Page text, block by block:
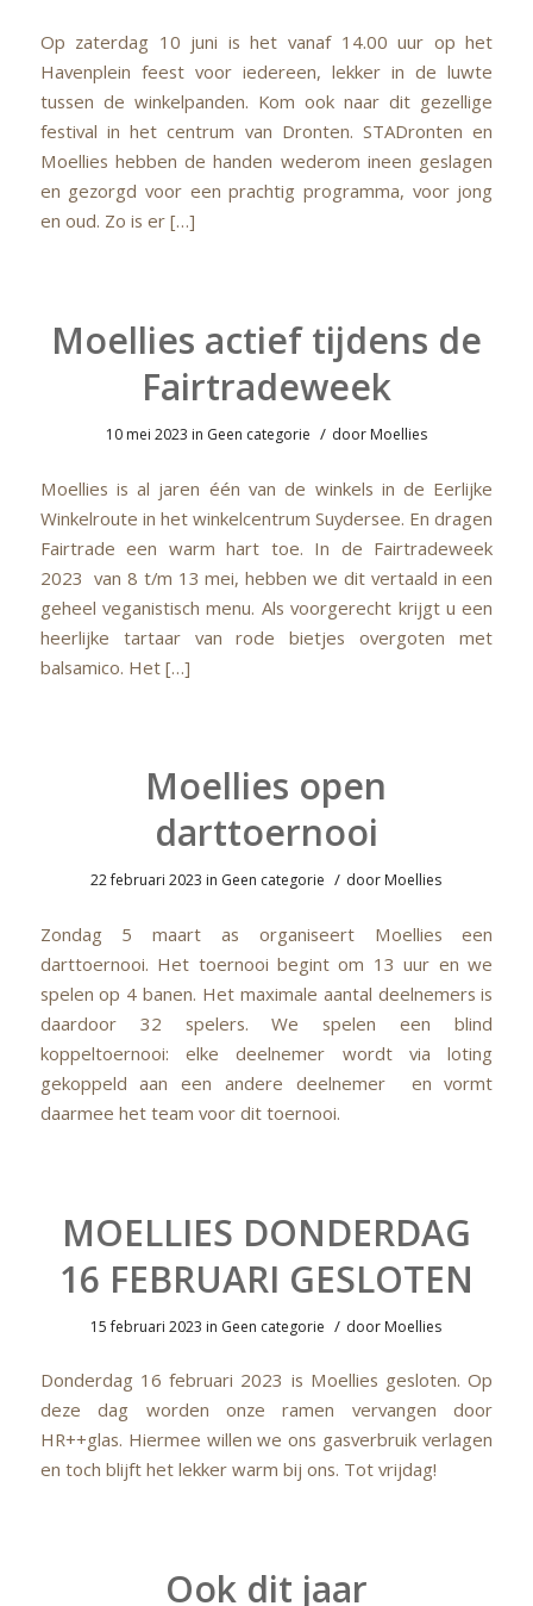
Op zaterdag 10 juni is het vanaf 14.00 uur op het
Havenplein feest voor iedereen, lekker in de luwte
tussen de winkelpanden. Kom ook naar dit gezellige
festival in het centrum van Dronten. STADronten en
Moellies hebben de handen wederom ineen geslagen
en gezorgd voor een prachtig programma, voor jong
en oud. Zo is er […]
Moellies actief tijdens de
Fairtradeweek
10 mei 2023 in Geen categorie / door Moellies
Moellies is al jaren één van de winkels in de Eerlijke
Winkelroute in het winkelcentrum Suydersee. En dragen
Fairtrade een warm hart toe. In de Fairtradeweek
2023 van 8 t/m 13 mei, hebben we dit vertaald in een
geheel veganistisch menu. Als voorgerecht krijgt u een
heerlijke tartaar van rode bietjes overgoten met
balsamico. Het […]
Moellies open
darttoernooi
22 februari 2023 in Geen categorie / door Moellies
Zondag 5 maart as organiseert Moellies een
darttoernooi. Het toernooi begint om 13 uur en we
spelen op 4 banen. Het maximale aantal deelnemers is
daardoor 32 spelers. We spelen een blind
koppeltoernooi: elke deelnemer wordt via loting
gekoppeld aan een andere deelnemer en vormt
daarmee het team voor dit toernooi.
MOELLIES DONDERDAG
16 FEBRUARI GESLOTEN
15 februari 2023 in Geen categorie / door Moellies
Donderdag 16 februari 2023 is Moellies gesloten. Op
deze dag worden onze ramen vervangen door
HR++glas. Hiermee willen we ons gasverbruik verlagen
en toch blijft het lekker warm bij ons. Tot vrijdag!
Ook dit jaar